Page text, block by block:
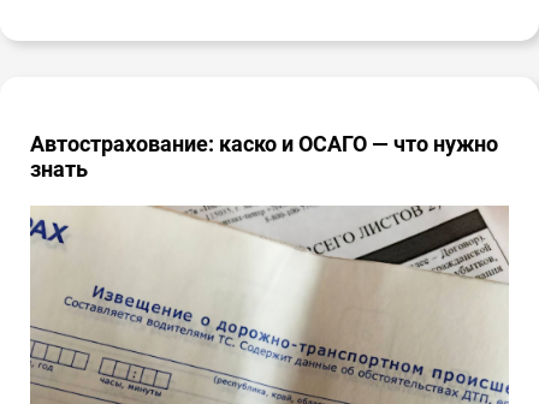
Автострахование: каско и ОСАГО — что нужно
знать